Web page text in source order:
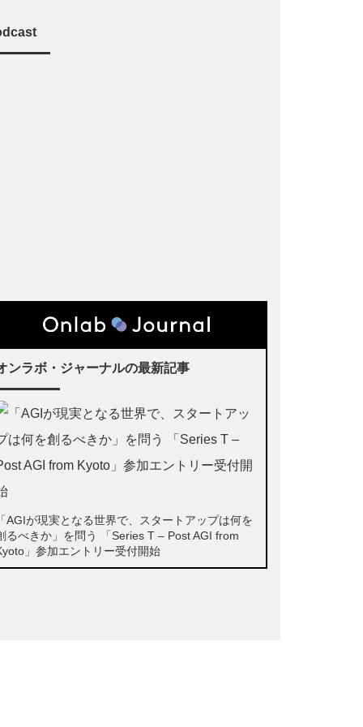
ンラボ・ジャーナルの最新記事
「AGIが現実となる世界で、スタートアップは何を
るべきか」を問う 「Series T – Post AGI from
」参加エントリー受付開始